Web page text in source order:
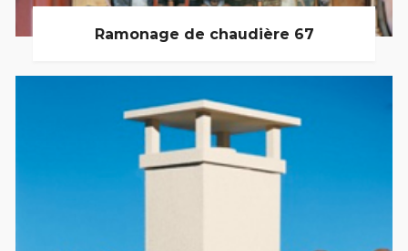
Ramonage de chaudière 67